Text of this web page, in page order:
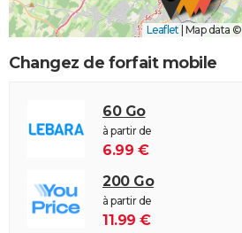
Leaflet Map data ©
Changez de forfait mobile
60 Go
à partir de
6.99 €
200 Go
à partir de
11.99 €